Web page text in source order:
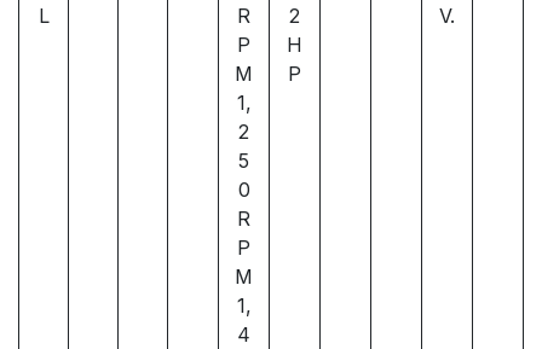
L
R
P
M
1,
2
5
0
R
P
M
1,
4
2
H
P
V.